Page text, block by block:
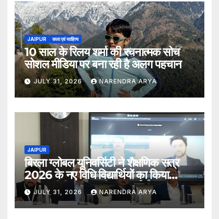
JAIPUR कला एवं साहित्य
10 साल के रिलय शर्मा की रचनात्मक सोच
सोशल मीडिया पर बना रही है अलग पहचान
JULY 31, 2026 NARENDRA ARYA
JAIPUR
बिरला ग्लोबल यूनिवर्सिटी ने शैक्षणिक सत्र
2026 के नए विधि विद्यार्थियों का किया
स्वागत बीबीए एलएल.बी. (ऑनर्स) 2026–31
एवं एलएल.एम. 2026–27 पाठ्यक्रमों के
विद्यार्थियों ने शुरू की अपनी शैक्षणिक यात्रा
JULY 31, 2026 NARENDRA ARYA